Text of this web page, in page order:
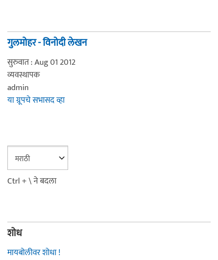
गुलमोहर - विनोदी लेखन
सुरुवात : Aug 01 2012
व्यवस्थापक
admin
या ग्रूपचे सभासद व्हा
Ctrl + \ ने बदला
शोध
मायबोलीवर शोधा !